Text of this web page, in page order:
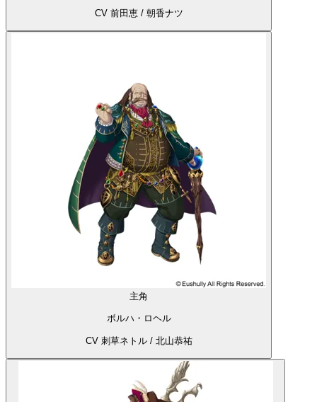
CV 前田恵 / 朝香ナツ
主角
ボルハ・ロヘル
CV 刺草ネトル / 北山恭祐